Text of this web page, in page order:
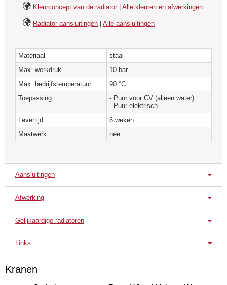
radiatoren met meerdere kolommen.
Buisradiator ATOL heeft een uitstekende circulatie van de
Kleurconcept van de radiator Alle kleuren en afwerkingen
Radiator aansluitingen Alle aansluitingen
Materiaal
staal
Max. werkdruk
10 bar
Max. bedrijfstemperatuur
90 °C
Toepassing
- Puur voor CV (alleen water)
- Puur elektrisch
Levertijd
6 weken
Maatwerk
nee
Aansluitingen
Standaard aansluitingen
Diagonaal L/R Enkelzijdig L
Afwerking
Standaard uitvoering
Gelijkaardige radiatoren
Links
Kranen